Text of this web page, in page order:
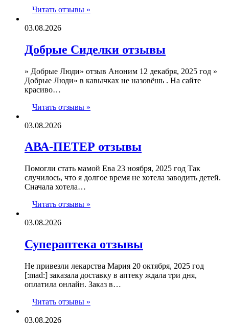
Читать отзывы »
03.08.2026
Добрые Сиделки отзывы
» Добрые Люди» отзыв Аноним 12 декабря, 2025 год »
Добрые Люди» в кавычках не назовёшь . На сайте
красиво…
Читать отзывы »
03.08.2026
АВА-ПЕТЕР отзывы
Помогли стать мамой Ева 23 ноября, 2025 год Так
случилось, что я долгое время не хотела заводить детей.
Сначала хотела…
Читать отзывы »
03.08.2026
Супераптека отзывы
Не привезли лекарства Мария 20 октября, 2025 год
[:mad:] заказала доставку в аптеку ждала три дня,
оплатила онлайн. Заказ в…
Читать отзывы »
03.08.2026